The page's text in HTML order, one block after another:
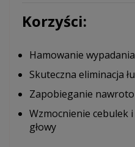
Korzyści:
Hamowanie
Skuteczna eliminacja
Zapobieganie
Wzmocnienie cebulek
głowy